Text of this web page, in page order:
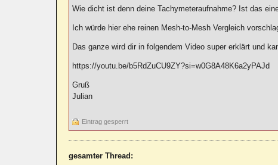
Wie dicht ist denn deine Tachymeteraufnahme? Ist das
Ich würde hier ehe reinen Mesh-to-Mesh Vergleich
Das ganze wird dir in folgendem Video super erklärt und
https://youtu.be/b5RdZuCU9ZY?si=w0G8A48K6a2yPAJd
Gruß
Julian
Eintrag gesperrt
gesamter Thread: